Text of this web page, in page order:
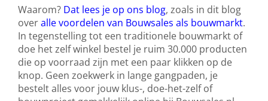
Waarom? Dat lees je op ons blog, zoals in dit blog
overalle voordelen van Bouwsales als bouwmarkt.
In tegenstelling tot een traditionele bouwmarkt of
doe het zelf winkel bestel je ruim 30.000 producten
die op voorraad zijn met een paar klikken op de
knop. Geen zoekwerk in lange gangpaden, je
bestelt alles voor jouw klus-, doe-het-zelf of